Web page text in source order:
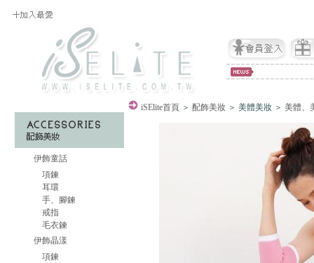
伊飾童話
項鍊
耳環
手、腳鍊
戒指
毛衣鍊
伊飾晶漾
項鍊
iSElite首頁 ＞ 配飾美妝 ＞ 美體美妝 ＞ 美體、